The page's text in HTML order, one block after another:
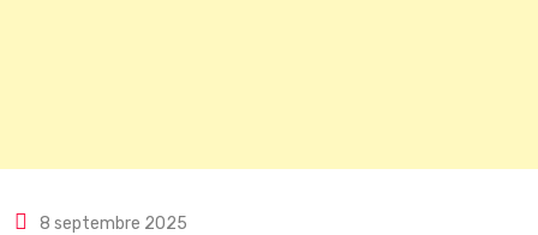
8 septembre 2025